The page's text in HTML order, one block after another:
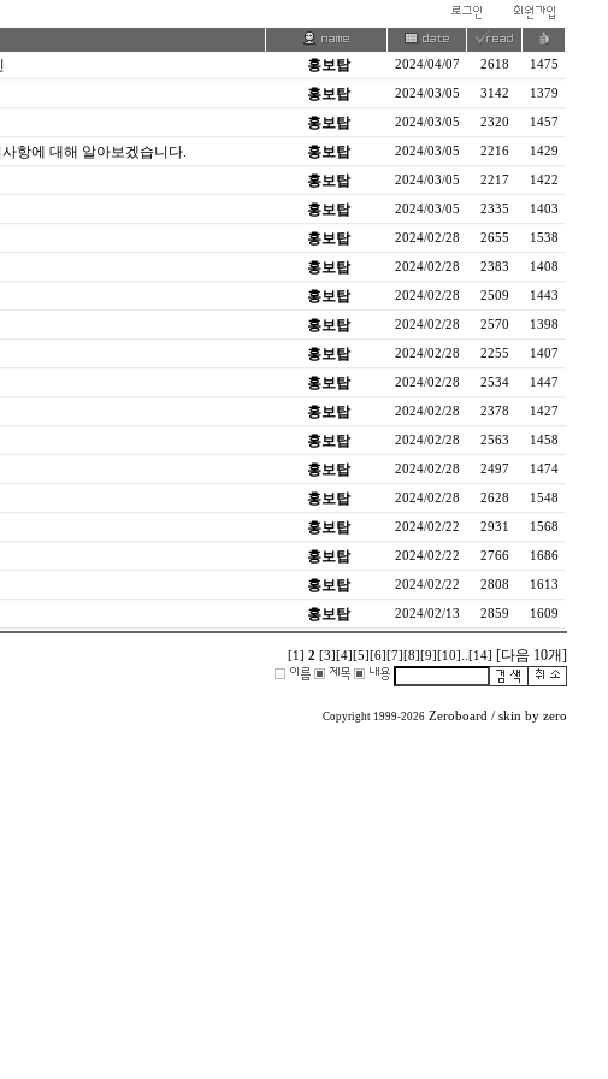
홍보탑 2024/04/07 2618 1475
홍보탑 2024/03/05 3142 1379
홍보탑 2024/03/05 2320 1457
항에 대해 알아보겠습니다. 홍보탑 2024/03/05 2216 1429
홍보탑 2024/03/05 2217 1422
홍보탑 2024/03/05 2335 1403
홍보탑 2024/02/28 2655 1538
홍보탑 2024/02/28 2383 1408
홍보탑 2024/02/28 2509 1443
홍보탑 2024/02/28 2570 1398
홍보탑 2024/02/28 2255 1407
홍보탑 2024/02/28 2534 1447
홍보탑 2024/02/28 2378 1427
홍보탑 2024/02/28 2563 1458
홍보탑 2024/02/28 2497 1474
홍보탑 2024/02/28 2628 1548
홍보탑 2024/02/22 2931 1568
홍보탑 2024/02/22 2766 1686
홍보탑 2024/02/22 2808 1613
홍보탑 2024/02/13 2859 1609
[1] 2 [3] [4] [5] [6] [7] [8] [9] [10] [14] [다음 10개]
Copyright 1999-2026 Zeroboard / skin by zero